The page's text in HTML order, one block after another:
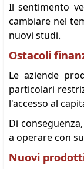
Il sentimento
cambiare nel
nuovi studi.
Ostacoli
Le aziende
particolari
l'accesso al
Di
a operare con
Nuovi